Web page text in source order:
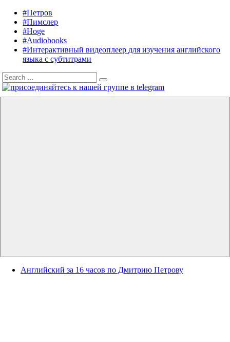
content
Listening
English
Audiobooks
English,
Petrov
English
#Петров
#Пимслер
#Hoge
#Audiobooks
#Интерактивный видеоплеер для изучения английского
языка с субтитрами
Search
for:
Search
Английский за 16 часов по Дмитрию Петрову